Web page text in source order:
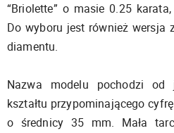
“Briolette” o masie 0.25
Do wyboru jest również wersja
diamentu.
Nazwa modelu pochodzi od
kształtu przypominającego
o średnicy 35 mm. Mała